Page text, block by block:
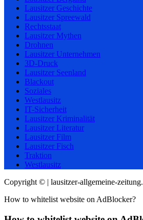
Lausitzer Geschichte
Lausitzer Spreewald
Rechtsstaat
Lausitzer Mythen
Drohnen
Lausitzer Unternehmen
3D-Druck
Lausitzer Seenland
Blackout
Soziales
Westlausitz
IT-Sicherheit
Lausitzer Kriminalität
Lausitzer Literatur
Lausitzer Film
Lausitzer Fisch
Traktion
Westlausitz
Copyright © | lausitzer-allgemeine-
How to whitelist website on AdBlocker?